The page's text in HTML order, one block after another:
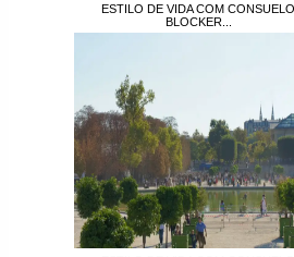
ESTILO DE VIDA COM CONSUELO
BLOCKER...